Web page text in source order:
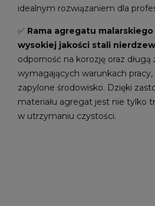
idealnym rozwiązaniem dla
✅ Rama agregatu
wysokiej jakości stali
odporność na korozję oraz
wymagających warunkach
zapylone środowisko. Dzięki
materiału agregat jest nie tylko
w utrzymaniu czystości.